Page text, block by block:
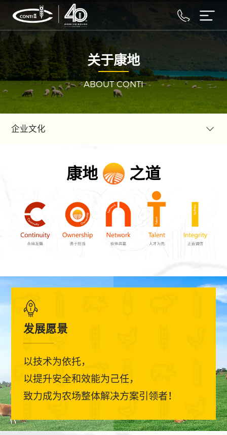
关于康地
ABOUT CONTI
企业文化
康地 之道
发展愿景
以技术为依托，
以提升安全和效能为己任，
致力成为农场整体解决方案引领者！